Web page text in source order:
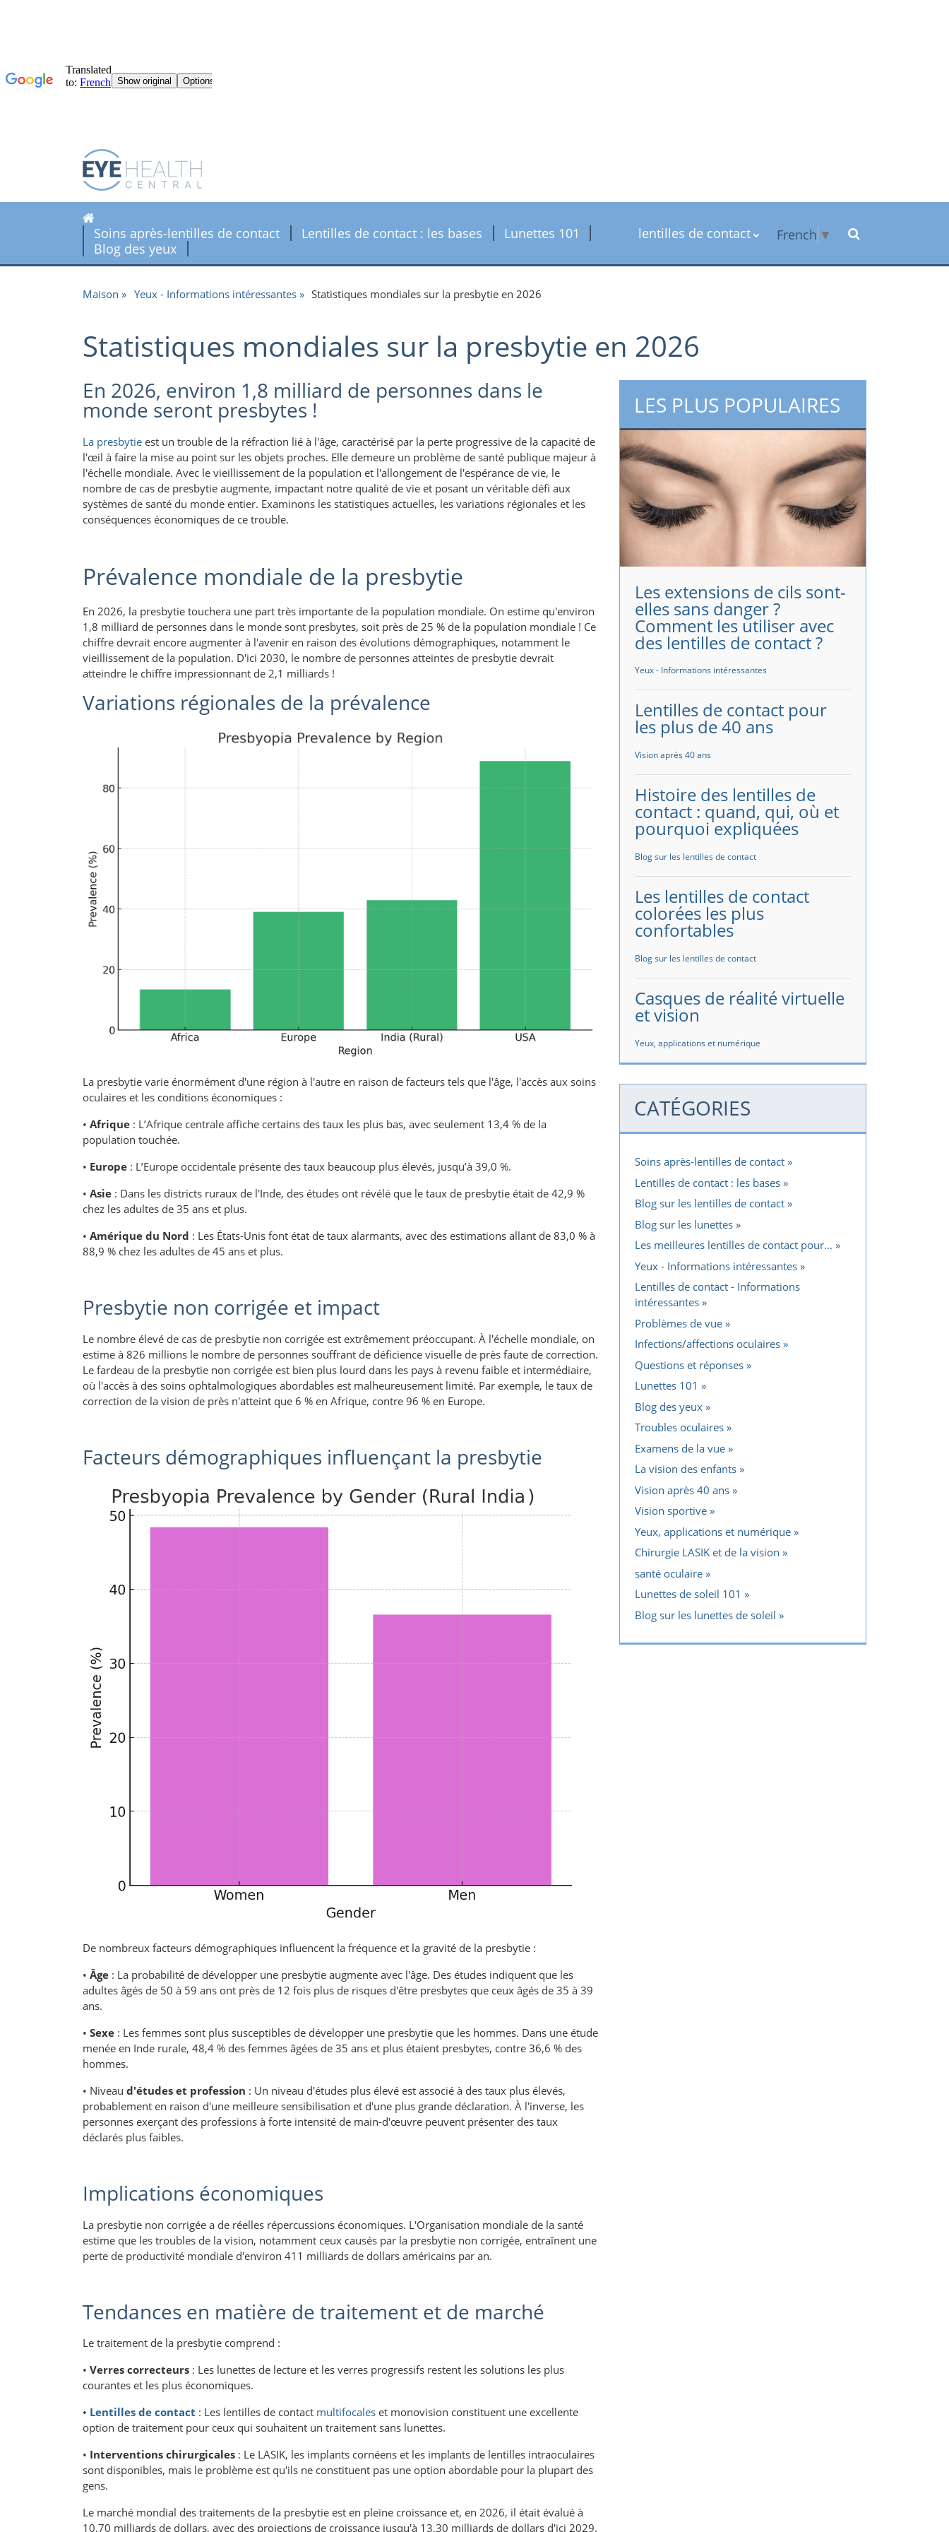
Soins après-lentilles de contact Lentilles de contact : les bases
Lunettes 101
Blog des yeux
lentilles de contact French ▼
Maison Yeux - Informations intéressantes Statistiques mondiales sur la presbytie en 2026
Statistiques mondiales sur la presbytie en 2026
En 2026, environ 1,8 milliard de personnes dans le
monde seront presbytes !
La presbytie est un trouble de la réfraction lié à l'âge, caractérisé par la perte progressive de la capacité de
l'œil à faire la mise au point sur les objets proches. Elle demeure un problème de santé publique majeur à
l'échelle mondiale. Avec le vieillissement de la population et l'allongement de l'espérance de vie, le
nombre de cas de presbytie augmente, impactant notre qualité de vie et posant un véritable défi aux
systèmes de santé du monde entier. Examinons les statistiques actuelles, les variations régionales et les
conséquences économiques de ce trouble.
Prévalence mondiale de la presbytie
En 2026, la presbytie touchera une part très importante de la population mondiale. On estime qu'environ
1,8 milliard de personnes dans le monde sont presbytes, soit près de 25 % de la population mondiale ! Ce
chiffre devrait encore augmenter à l'avenir en raison des évolutions démographiques, notamment le
vieillissement de la population. D'ici 2030, le nombre de personnes atteintes de presbytie devrait
atteindre le chiffre impressionnant de 2,1 milliards !
Variations régionales de la prévalence
La presbytie varie énormément d'une région à l'autre en raison de facteurs tels que l'âge, l'accès aux soins
oculaires et les conditions économiques :
• Afrique : L’Afrique centrale affiche certains des taux les plus bas, avec seulement 13,4 % de la
population touchée.
• Europe : L’Europe occidentale présente des taux beaucoup plus élevés, jusqu’à 39,0 %.
• Asie : Dans les districts ruraux de l'Inde, des études ont révélé que le taux de presbytie était de 42,9 %
chez les adultes de 35 ans et plus.
• Amérique du Nord : Les États-Unis font état de taux alarmants, avec des estimations allant de 83,0 % à
88,9 % chez les adultes de 45 ans et plus.
Presbytie non corrigée et impact
Le nombre élevé de cas de presbytie non corrigée est extrêmement préoccupant. À l'échelle mondiale, on
estime à 826 millions le nombre de personnes souffrant de déficience visuelle de près faute de correction.
Le fardeau de la presbytie non corrigée est bien plus lourd dans les pays à revenu faible et intermédiaire,
où l'accès à des soins ophtalmologiques abordables est malheureusement limité. Par exemple, le taux de
correction de la vision de près n'atteint que 6 % en Afrique, contre 96 % en Europe.
Facteurs démographiques influençant la presbytie
De nombreux facteurs démographiques influencent la fréquence et la gravité de la presbytie :
• Âge : La probabilité de développer une presbytie augmente avec l'âge. Des études indiquent que les
adultes âgés de 50 à 59 ans ont près de 12 fois plus de risques d'être presbytes que ceux âgés de 35 à 39
ans.
• Sexe : Les femmes sont plus susceptibles de développer une presbytie que les hommes. Dans une étude
menée en Inde rurale, 48,4 % des femmes âgées de 35 ans et plus étaient presbytes, contre 36,6 % des
hommes.
• Niveau d'études et profession : Un niveau d'études plus élevé est associé à des taux plus élevés,
probablement en raison d'une meilleure sensibilisation et d'une plus grande déclaration. À l'inverse, les
personnes exerçant des professions à forte intensité de main-d'œuvre peuvent présenter des taux
déclarés plus faibles.
Implications économiques
La presbytie non corrigée a de réelles répercussions économiques. L'Organisation mondiale de la santé
estime que les troubles de la vision, notamment ceux causés par la presbytie non corrigée, entraînent une
perte de productivité mondiale d'environ 411 milliards de dollars américains par an.
Tendances en matière de traitement et de marché
Le traitement de la presbytie comprend :
• Verres correcteurs : Les lunettes de lecture et les verres progressifs restent les solutions les plus
courantes et les plus économiques.
• Lentilles de contact : Les lentilles de contact multifocales et monovision constituent une excellente
option de traitement pour ceux qui souhaitent un traitement sans lunettes.
• Interventions chirurgicales : Le LASIK, les implants cornéens et les implants de lentilles intraoculaires
sont disponibles, mais le problème est qu'ils ne constituent pas une option abordable pour la plupart des
gens.
Le marché mondial des traitements de la presbytie est en pleine croissance et, en 2026, il était évalué à
10,70 milliards de dollars, avec des projections de croissance jusqu'à 13,30 milliards de dollars d'ici 2029.
LES PLUS POPULAIRES
Les extensions de cils sont-
elles sans danger ?
Comment les utiliser avec
des lentilles de contact ?
Yeux - Informations intéressantes
Lentilles de contact pour
les plus de 40 ans
Vision après 40 ans
Histoire des lentilles de
contact : quand, qui, où et
pourquoi expliquées
Blog sur les lentilles de contact
Les lentilles de contact
colorées les plus
confortables
Blog sur les lentilles de contact
Casques de réalité virtuelle
et vision
Yeux, applications et numérique
CATÉGORIES
Soins après-lentilles de contact
Lentilles de contact : les bases
Blog sur les lentilles de contact
Blog sur les lunettes
Les meilleures lentilles de contact pour...
Yeux - Informations intéressantes
Lentilles de contact - Informations
intéressantes
Problèmes de vue
Infections/affections oculaires
Questions et réponses
Lunettes 101
Blog des yeux
Troubles oculaires
Examens de la vue
La vision des enfants
Vision après 40 ans
Vision sportive
Yeux, applications et numérique
Chirurgie LASIK et de la vision
santé oculaire
Lunettes de soleil 101
Blog sur les lunettes de soleil